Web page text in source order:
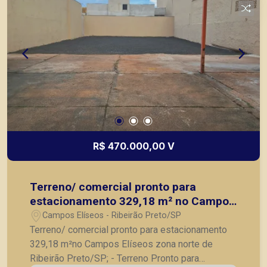
R$ 470.000,00 V
Terreno/ comercial pronto para
estacionamento 329,18 m² no Campos
Elíseos zona norte de Ribeirão
Preto/SP;
Campos Elíseos - Ribeirão Preto/SP
Terreno/ comercial pronto para estacionamento
329,18 m²no Campos Elíseos zona norte de
Ribeirão Preto/SP; - Terreno Pronto para